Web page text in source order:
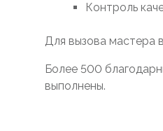
Контроль
Для вызова мастера
Более 500
выполнены.